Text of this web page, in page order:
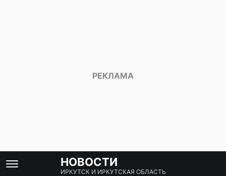
НОВОСТИ
ИРКУТСК И ИРКУТСКАЯ ОБЛАСТЬ